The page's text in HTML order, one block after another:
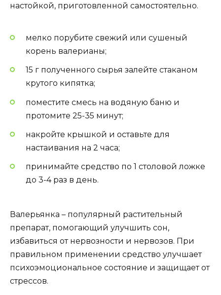
настойкой, приготовленной самостоятельно.
мелко порубите свежий или сушеный
корень валерианы;
15 г полученного сырья залейте стаканом
крутого кипятка;
поместите смесь на водяную баню и
протомите 25-35 минут;
накройте крышкой и оставьте для
настаивания на 2 часа;
принимайте средство по 1 столовой ложке
до 3-4 раз в день.
Валерьянка – популярный растительный
препарат, помогающий улучшить сон,
избавиться от нервозности и нервозов. При
правильном применении средство улучшает
психоэмоциональное состояние и защищает от
стрессов.